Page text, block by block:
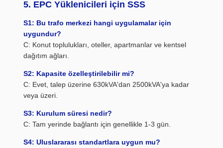
5. EPC Yüklenicileri için SSS
S1: Bu trafo merkezi hangi uygulamalar için
uygundur?
C: Konut toplulukları, oteller, apartmanlar ve kentsel
dağıtım ağları.
S2: Kapasite özelleştirilebilir mi?
C: Evet, talep üzerine 630kVA'dan 2500kVA'ya kadar
veya üzeri.
S3: Kurulum süresi nedir?
C: Tam yerinde bağlantı için genellikle 1-3 gün.
S4: Uluslararası standartlara uygun mu?